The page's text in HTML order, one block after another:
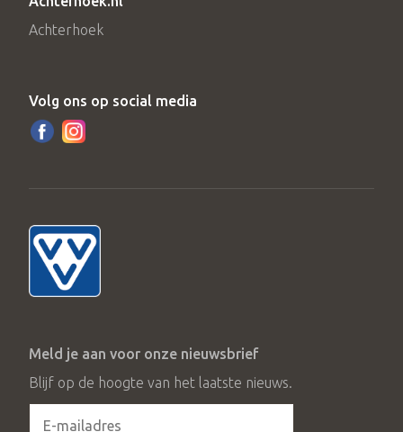
Achterhoek
Volg ons op social media
Meld je aan voor onze nieuwsbrief
Blijf op de hoogte van het laatste nieuws.